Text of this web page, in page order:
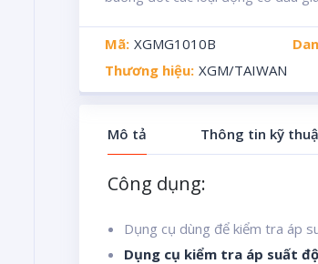
Mã: XGMG1010B
Thương hiệu: XGM/TAIWAN
Mô tả Thông tin kỹ
Công dụng:
Dụng cụ dùng để kiểm tra áp
Dụng cụ kiểm tra áp suất